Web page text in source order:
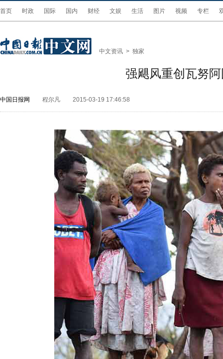
首页 时政 国际 国内 财经 文娱 生活 图片 视频 专栏
中文资讯 > 独家
强飓风重创瓦努
中国日报网 程尔凡 2015-03-19 17:46:58